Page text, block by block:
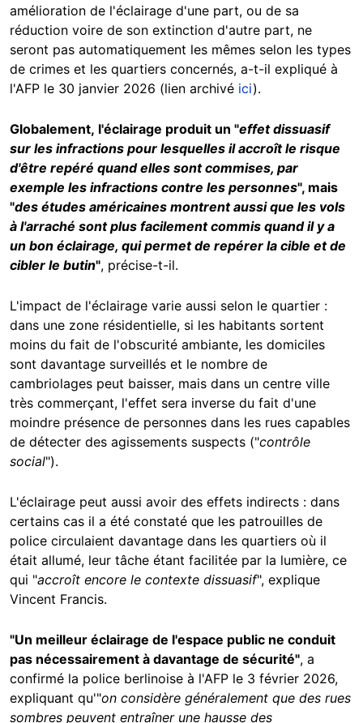
amélioration de l'éclairage d'une part, ou de sa
réduction voire de son extinction d'autre part, ne
seront pas automatiquement les mêmes selon les types
de crimes et les quartiers concernés, a-t-il expliqué à
l'AFP le 30 janvier 2026 (lien archivé ici).
Globalement, l'éclairage produit un "effet dissuasif
sur les infractions pour lesquelles il accroît le risque
d'être repéré quand elles sont commises, par
exemple les infractions contre les personnes", mais
"des études américaines montrent aussi que les vols
à l'arraché sont plus facilement commis quand il y a
un bon éclairage, qui permet de repérer la cible et de
cibler le butin", précise-t-il.
L'impact de l'éclairage varie aussi selon le quartier :
dans une zone résidentielle, si les habitants sortent
moins du fait de l'obscurité ambiante, les domiciles
sont davantage surveillés et le nombre de
cambriolages peut baisser, mais dans un centre ville
très commerçant, l'effet sera inverse du fait d'une
moindre présence de personnes dans les rues capables
de détecter des agissements suspects ("contrôle
social").
L'éclairage peut aussi avoir des effets indirects : dans
certains cas il a été constaté que les patrouilles de
police circulaient davantage dans les quartiers où il
était allumé, leur tâche étant facilitée par la lumière, ce
qui "accroît encore le contexte dissuasif", explique
Vincent Francis.
"Un meilleur éclairage de l'espace public ne conduit
pas nécessairement à davantage de sécurité", a
confirmé la police berlinoise à l'AFP le 3 février 2026,
expliquant qu'"on considère généralement que des rues
sombres peuvent entraîner une hausse des